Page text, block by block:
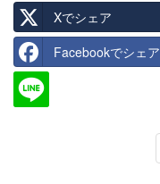
Xでシェア
Facebookでシェア